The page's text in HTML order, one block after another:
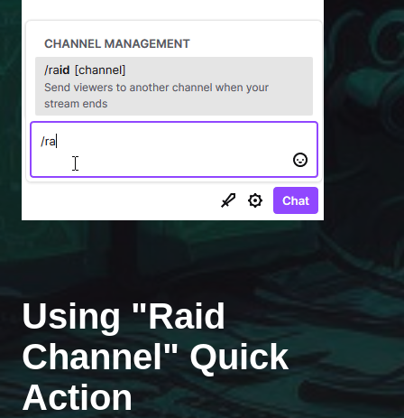
Using "Raid
Channel" Quick
Action